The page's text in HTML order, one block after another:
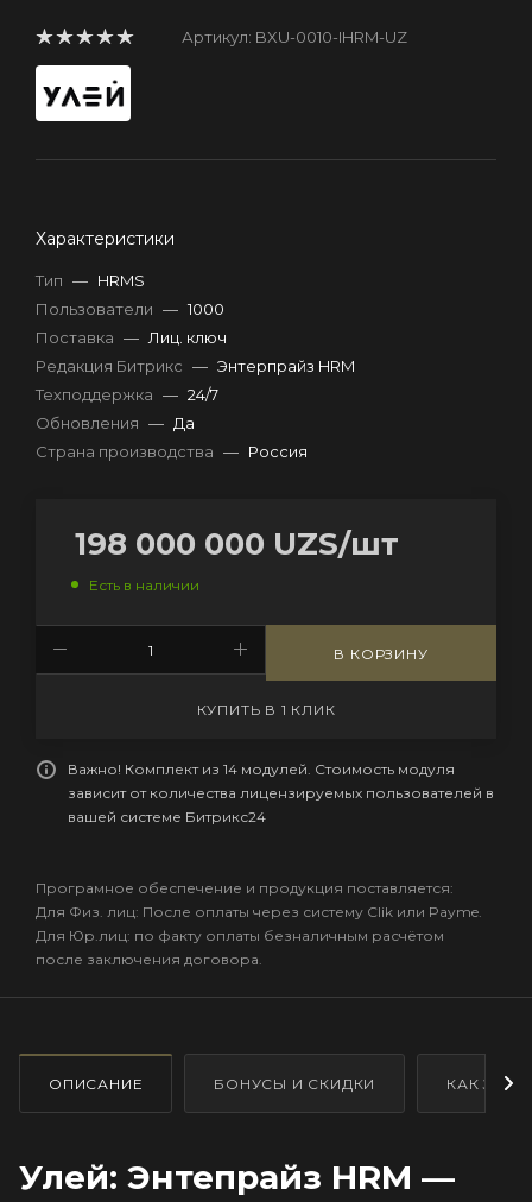
Артикул: BXU-0010-IHRM-UZ
Характеристики
Тип — HRMS
Пользователи — 1000
Поставка — Лиц. ключ
Редакция Битрикс — Энтерпрайз HRM
Техподдержка — 24/7
Обновления — Да
Страна производства — Россия
198 000 000 UZS/шт
Есть в наличии
В КОРЗИНУ
КУПИТЬ В 1 КЛИК
Важно! Комплект из 14 модулей. Стоимость модуля
зависит от количества лицензируемых пользователей в
вашей системе Битрикс24
Програмное обеспечение и продукция поставляется:
Для Физ. лиц: После оплаты через систему Clik или Payme.
Для Юр.лиц: по факту оплаты безналичным расчётом
после заключения договора.
ОПИСАНИЕ БОНУСЫ И СКИДКИ КАК
Улей: Энтепрайз HRM —